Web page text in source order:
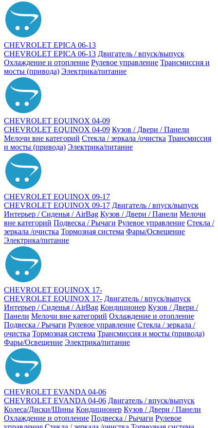
CHEVROLET EPICA 06-13
CHEVROLET EPICA 06-13 Двигатель / впуск/выпуск
Охлаждение и отопление Рулевое управление Трансмиссия и
мосты (привода) Электрика/питание
CHEVROLET EQUINOX 04-09
CHEVROLET EQUINOX 04-09 Кузов / Двери / Панели
Мелочи вне категорий Стекла / зеркала /очистка Трансмиссия
и мосты (привода) Электрика/питание
CHEVROLET EQUINOX 09-17
CHEVROLET EQUINOX 09-17 Двигатель / впуск/выпуск
Интерьер / Сиденья / AirBag Кузов / Двери / Панели Мелочи
вне категорий Подвеска / Рычаги Рулевое управление Стекла /
зеркала /очистка Тормозная система Фары/Освещение
Электрика/питание
CHEVROLET EQUINOX 17-
CHEVROLET EQUINOX 17- Двигатель / впуск/выпуск
Интерьер / Сиденья / AirBag Кондиционер Кузов / Двери /
Панели Мелочи вне категорий Охлаждение и отопление
Подвеска / Рычаги Рулевое управление Стекла / зеркала /
очистка Тормозная система Трансмиссия и мосты (привода)
Фары/Освещение Электрика/питание
CHEVROLET EVANDA 04-06
CHEVROLET EVANDA 04-06 Двигатель / впуск/выпуск
Колеса/Диски/Шины Кондиционер Кузов / Двери / Панели
Охлаждение и отопление Подвеска / Рычаги Рулевое